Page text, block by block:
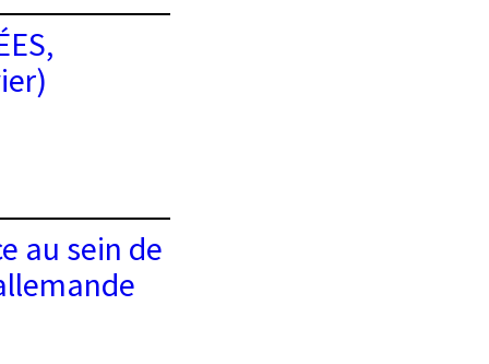
au sein de